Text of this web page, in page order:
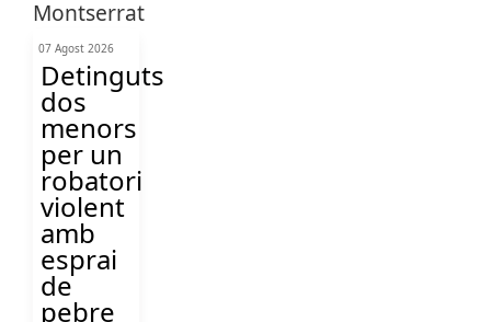
07 Agost 2026
Detinguts
dos
menors
per un
robatori
violent
amb
esprai
de
pebre